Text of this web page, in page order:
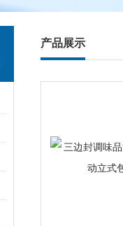
产品展示